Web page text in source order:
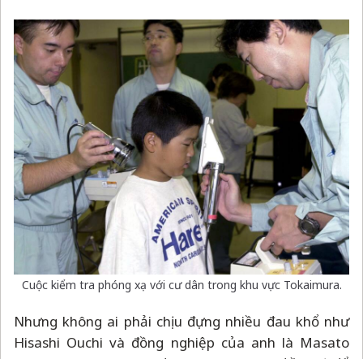
Cuộc kiểm tra phóng xạ với cư dân trong khu vực Tokaimura.
Nhưng không ai phải chịu đựng nhiều đau khổ như
Hisashi Ouchi và đồng nghiệp của anh là Masato